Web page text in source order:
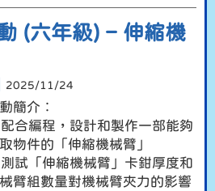
(六年級) – 伸縮機
2025/11/24
簡介︰
合編程，設計和製作一部能夠
物件的「伸縮機械臂」
試「伸縮機械臂」卡鉗厚度和
臂組數量對機械臂夾力的影響